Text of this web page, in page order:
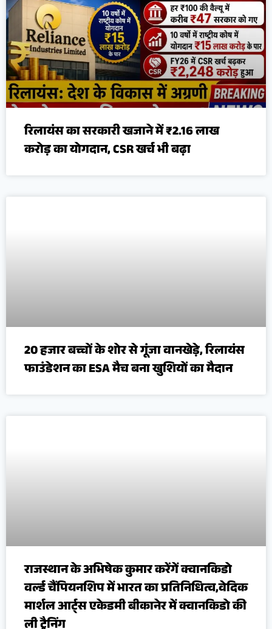
रिलायंस का सरकारी खजाने में ₹2.16 लाख
करोड़ का योगदान, CSR खर्च भी बढ़ा
20 हजार बच्चों के शोर से गूंजा वानखेड़े, रिलायंस
फाउंडेशन का ESA मैच बना खुशियों का मैदान
राजस्थान के अभिषेक कुमार करेंगें क्वानकिडो
वर्ल्ड चैंपियनशिप में भारत का प्रतिनिधित्व,वेदिक
मार्शल आर्ट्स एकेडमी बीकानेर में क्वानकिडो की